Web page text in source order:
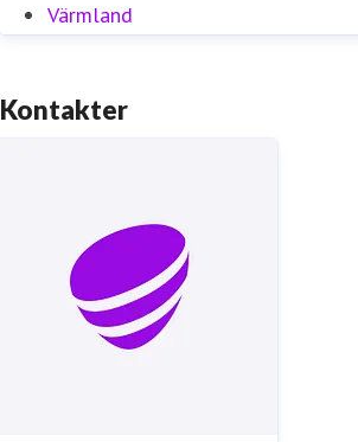
Värmland
Kontakter